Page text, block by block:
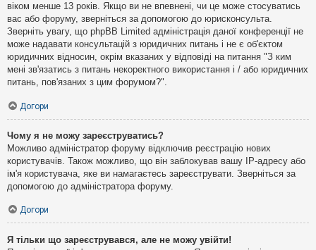
віком менше 13 років. Якщо ви не впевнені, чи це може стосуватись
вас або форуму, зверніться за допомогою до юрисконсульта.
Зверніть увагу, що phpBB Limited адміністрація даної конференції не
може надавати консультацій з юридичних питань і не є об'єктом
юридичних відносин, окрім вказаних у відповіді на питання "З ким
мені зв'язатись з питань некоректного використання і / або юридичних
питань, пов'язаних з цим форумом?".
Догори
Чому я не можу зареєструватись?
Можливо адміністратор форуму відключив реєстрацію нових
користувачів. Також можливо, що він заблокував вашу IP-адресу або
ім'я користувача, яке ви намагаєтесь зареєструвати. Зверніться за
допомогою до адміністратора форуму.
Догори
Я тільки що зареєструвався, але не можу увійти!